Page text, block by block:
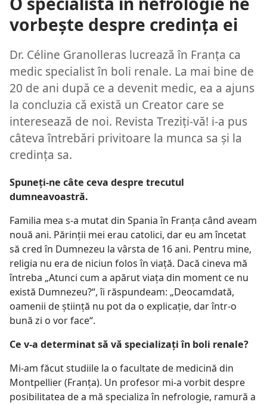
vorbeşte despre credinţa ei
Dr. Céline Granolleras lucrează în Franţa ca
medic specialist în boli renale. La mai bine de
20 de ani după ce a devenit medic, ea a ajuns
la concluzia că există un Creator care se
interesează de noi. Revista Treziţi-vă! i-a pus
câteva întrebări privitoare la munca sa şi la
credinţa sa.
Spuneţi-ne câte ceva despre trecutul
dumneavoastră.
Familia mea s-a mutat din Spania în Franţa când aveam
nouă ani. Părinţii mei erau catolici, dar eu am încetat
să cred în Dumnezeu la vârsta de 16 ani. Pentru mine,
religia nu era de niciun folos în viaţă. Dacă cineva mă
întreba „Atunci cum a apărut viaţa din moment ce nu
există Dumnezeu?“, îi răspundeam: „Deocamdată,
oamenii de ştiinţă nu pot da o explicaţie, dar într-o
bună zi o vor face“.
Ce v-a determinat să vă specializaţi în boli renale?
Mi-am făcut studiile la o facultate de medicină din
Montpellier (Franţa). Un profesor mi-a vorbit despre
posibilitatea de a mă specializa în nefrologie, ramură a